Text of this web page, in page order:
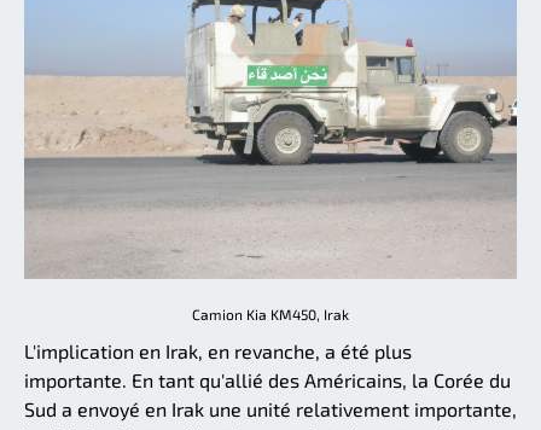
Camion Kia KM450, Irak
L'implication en Irak, en revanche, a été plus
importante. En tant qu'allié des Américains, la Corée du
Sud a envoyé en Irak une unité relativement importante,